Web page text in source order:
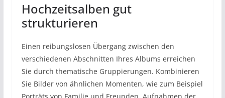
Hochzeitsalben gut
strukturieren
Einen reibungslosen Übergang zwischen den
verschiedenen Abschnitten Ihres Albums erreichen
Sie durch thematische Gruppierungen. Kombinieren
Sie Bilder von ähnlichen Momenten, wie zum Beispiel